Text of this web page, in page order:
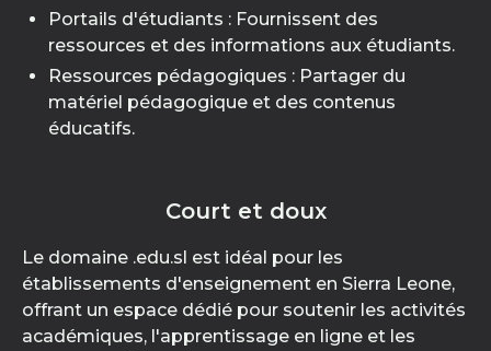
Portails d'étudiants : Fournissent des
ressources et des informations aux étudiants.
Ressources pédagogiques : Partager du
matériel pédagogique et des contenus
éducatifs.
Court et doux
Le domaine .edu.sl est idéal pour les
établissements d'enseignement en Sierra Leone,
offrant un espace dédié pour soutenir les activités
académiques, l'apprentissage en ligne et les